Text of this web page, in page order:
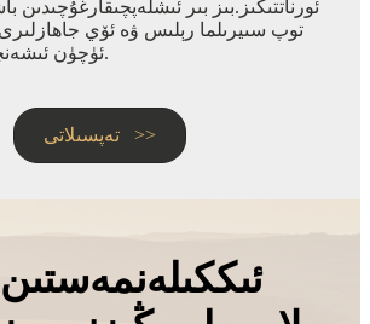
ئورناتتىڭىز.بىز بىر ئىشلەپچىقارغۇچىدىن
توپ سىيرىلما رېلىس ۋە ئۆي جاھازلىرى
ئۈچۈن ئىشەنچلىك ھەمراھىڭىز.
تەپسىلاتى >>
ئىككىلەنمەستىن